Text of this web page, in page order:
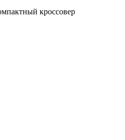
кроссовер